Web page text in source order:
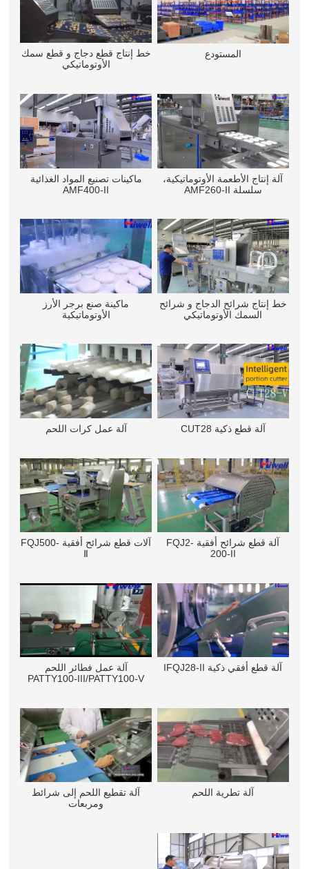
المستودع
خط إنتاج قطع دجاج و قطع سمك
الأوتوماتيكي
آلة إنتاج الأطعمة الأوتوماتيكية،
سلسلة AMF260-II
ماكينات تصنيع المواد الغذائية
AMF400-II
خط إنتاج شرائح الدجاج و شرائح
السمك الأوتوماتيكي
ماكينة صنع برجر الأرز
الأوتوماتيكية
آلة قطع ذكية CUT28 آلة عمل كرات اللحم
آلة قطع شرائح أفقية FQJ2-
200-II
آلات قطع شرائح أفقية FQJ500-
آلة قطع أفقي ذكية IFQJ28-II
آلة عمل فطائر اللحم
PATTY100-III/PATTY100-V
آلة تطرية اللحم
آلة تقطيع اللحم إلى شرائط
ومربعات